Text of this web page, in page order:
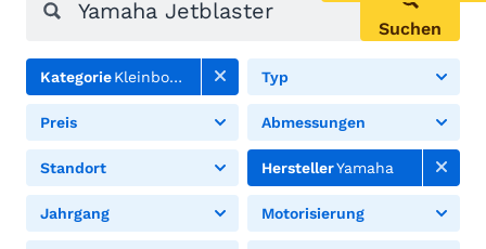
Suchen
KategorieKleinboote Typ
Preis Abmessungen
Standort HerstellerYamaha
Jahrgang Motorisierung